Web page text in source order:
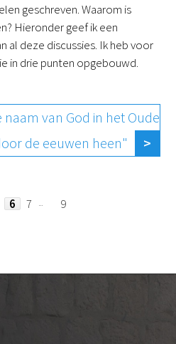
geschreven. Waarom is
Hieronder geef ik een
al deze discussies. Ik heb voor
in drie punten opgebouwd.
naam van God in het Oude
de eeuwen heen"
6 7
9